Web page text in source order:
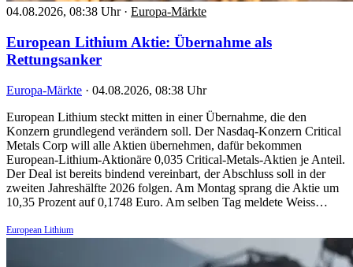
04.08.2026, 08:38 Uhr · Europa-Märkte
European Lithium Aktie: Übernahme als
Rettungsanker
Europa-Märkte · 04.08.2026, 08:38 Uhr
European Lithium steckt mitten in einer Übernahme, die den
Konzern grundlegend verändern soll. Der Nasdaq-Konzern Critical
Metals Corp will alle Aktien übernehmen, dafür bekommen
European-Lithium-Aktionäre 0,035 Critical-Metals-Aktien je Anteil.
Der Deal ist bereits bindend vereinbart, der Abschluss soll in der
zweiten Jahreshälfte 2026 folgen. Am Montag sprang die Aktie um
10,35 Prozent auf 0,1748 Euro. Am selben Tag meldete Weiss…
European Lithium